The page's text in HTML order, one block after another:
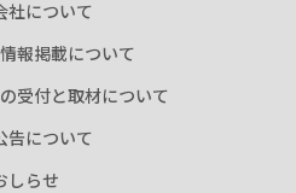
社について
報掲載について
受付と取材について
告について
しらせ